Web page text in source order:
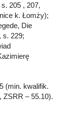
205 , 207,
k. Łomży);
Die
s. 229;
(min. kwalifik.
ZSRR – 55.10).